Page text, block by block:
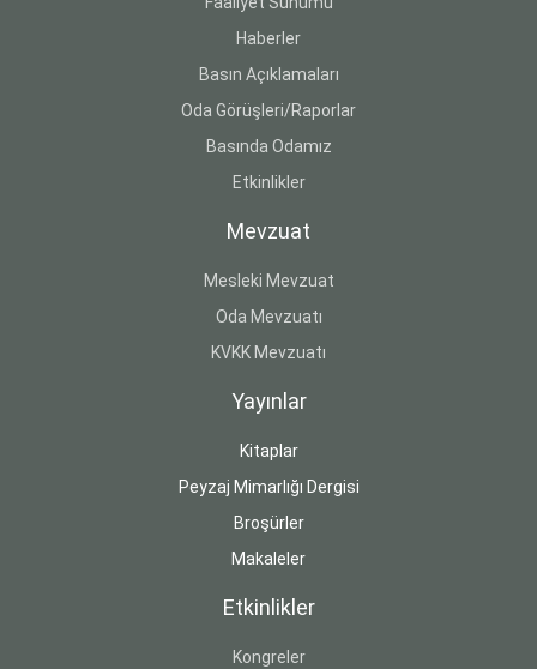
Haberler
Basın Açıklamaları
Oda Görüşleri/Raporlar
Basında Odamız
Etkinlikler
Mevzuat
Mesleki Mevzuat
Oda Mevzuatı
KVKK Mevzuatı
Yayınlar
Kitaplar
Peyzaj Mimarlığı Dergisi
Broşürler
Makaleler
Etkinlikler
Kongreler